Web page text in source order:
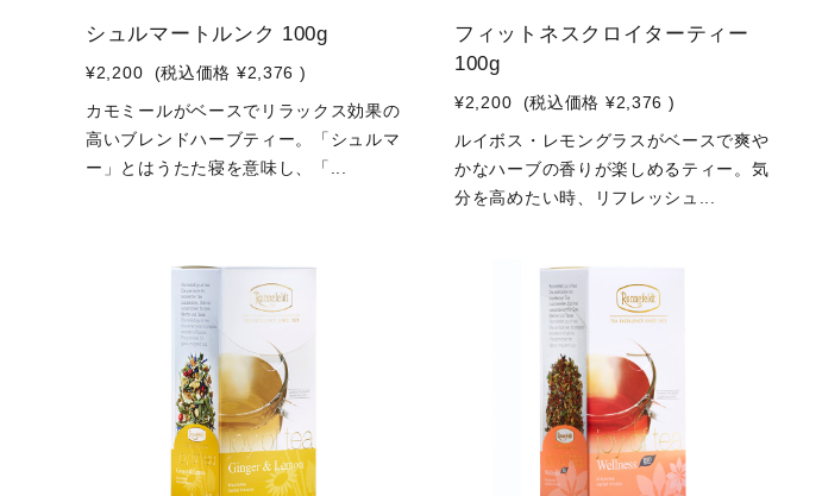
シュルマートルンク 100g
¥2,200 (税込価格 ¥2,376 )
カモミールがベースでリラックス効果の
高いブレンドハーブティー。「シュルマ
ー」とはうたた寝を意味し、「...
フィットネスクロイターティー
100g
¥2,200 (税込価格 ¥2,376 )
ルイボス・レモングラスがベースで爽や
かなハーブの香りが楽しめるティー。気
分を高めたい時、リフレッシュ...